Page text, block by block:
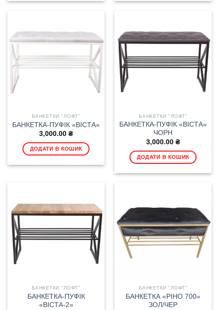
БАНКЕТКИ "ЛОФТ"
БАНКЕТКА-ПУФІК «ВІСТА»
3,000.00 ₴
ДОДАТИ В КОШИК
БАНКЕТКИ "ЛОФТ"
БАНКЕТКА-ПУФІК «ВІСТА»
ЧОРН
3,000.00 ₴
ДОДАТИ В КОШИК
БАНКЕТКИ "ЛОФТ"
БАНКЕТКА-ПУФІК
«ВІСТА-2»
БАНКЕТКИ "ЛОФТ"
БАНКЕТКА «РІНО 700»
ЗОЛ/ЧЕР